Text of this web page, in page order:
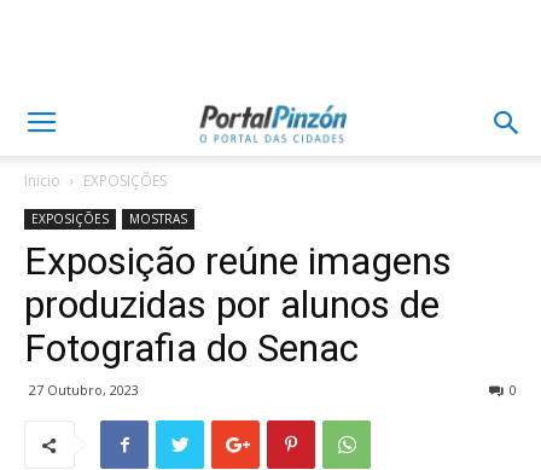
Inicio EXPOSIÇÕES
EXPOSIÇÕES MOSTRAS
Exposição reúne imagens
produzidas por alunos de
Fotografia do Senac
27 Outubro, 2023 0